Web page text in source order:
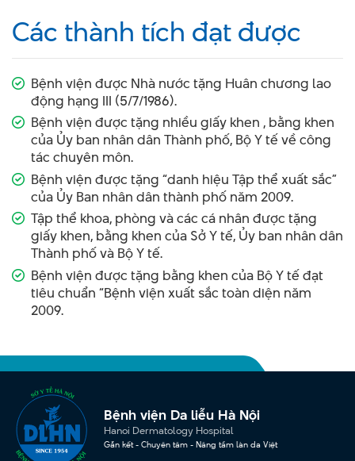
Các thành tích đạt được
Bệnh viện được Nhà nước tặng Huân chương lao
động hạng III (5/7/1986).
Bệnh viện được tặng nhiều giấy khen , bằng khen
của Ủy ban nhân dân Thành phố, Bộ Y tế về công
tác chuyên môn.
Bệnh viện được tặng “danh hiệu Tập thể xuất sắc”
của Ủy Ban nhân dân thành phố năm 2009.
Tập thể khoa, phòng và các cá nhân được tặng
giấy khen, bằng khen của Sở Y tế, Ủy ban nhân dân
Thành phố và Bộ Y tế.
Bệnh viện được tặng bằng khen của Bộ Y tế đạt
tiêu chuẩn “Bệnh viện xuất sắc toàn diện năm
2009.
Bệnh viện Da liễu Hà Nội
Hanoi Dermatology Hospital
Gắn kết - Chuyên tâm - Nâng tầm làn da Việt